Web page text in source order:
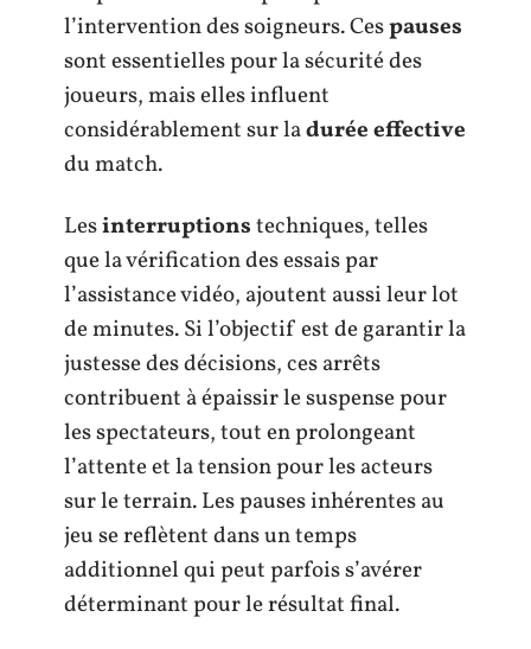
l’intervention des soigneurs. Cespauses
sont essentielles pour la sécurité des
joueurs, mais elles influent
considérablement sur ladurée effective
du match.
Lesinterruptionstechniques, telles
que la vérification des essais par
l’assistance vidéo, ajoutent aussi leur lot
de minutes. Si l’objectif est de garantir la
justesse des décisions, ces arrêts
contribuent à épaissir le suspense pour
les spectateurs, tout en prolongeant
l’attente et la tension pour les acteurs
sur le terrain. Les pauses inhérentes au
jeu se reflètent dans un temps
additionnel qui peut parfois s’avérer
déterminant pour le résultat final.